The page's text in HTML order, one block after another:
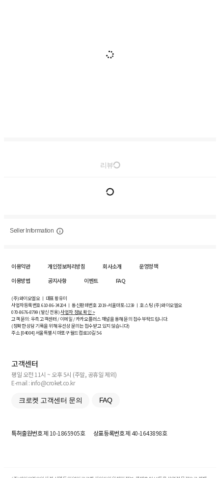
리뷰
Seller Information
이용약관 개인정보처리방침 회사소개
운영정책
이용방법
공지사항 이벤트 FAQ
(주)와이오엘오 ㅣ 대표 황유미
사업자등록번호610-86-34204ㅣ 통신판매번호 2019-서울마포-1239 ㅣ 호스팅 (주)와이오엘오
070-8676-8799 (발신 전용)사업자 정보 확인 >
고객 문의: 우측 고객센터 / 이메일 / 카카오플러스 채널을 통해 문의 접수 부탁드립니다.
(정확한 상담 기록을 위해 유선상 문의는 접수받고 있지 않습니다)
주소 [04004] 서울특별시 마포구 월드컵로10길5-6
고객센터
평일 오전 11시 ~ 오후 5시 (주말, 공휴일 제외)
E-mail : info@croket.co.kr
크로켓 고객센터 문의 FAQ
특허출원번호제 10-1865905호 상표등록번호제 40-1643898호